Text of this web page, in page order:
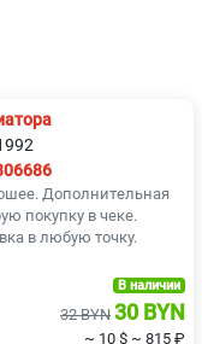
Дополнительная
покупку в чеке.
в любую точку.
В наличии
32 BYN 30 BYN
~ 10 $ ~ 815 ₽